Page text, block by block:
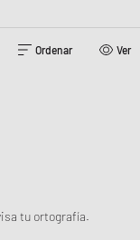
Ordenar Ver
tu ortografía.